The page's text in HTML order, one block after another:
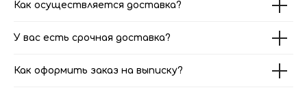
Как осуществляется доставка?
У вас есть срочная доставка?
Как оформить заказ на выписку?